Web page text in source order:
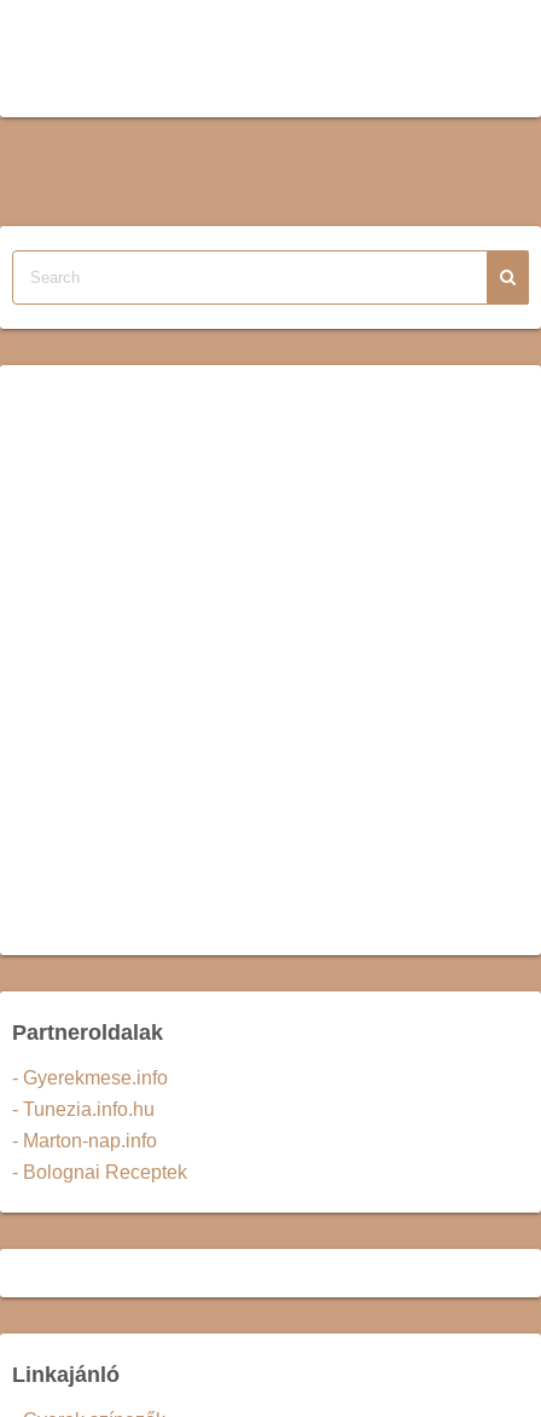
Partneroldalak
- Gyerekmese.info
- Tunezia.info.hu
- Marton-nap.info
- Bolognai Receptek
Linkajánló